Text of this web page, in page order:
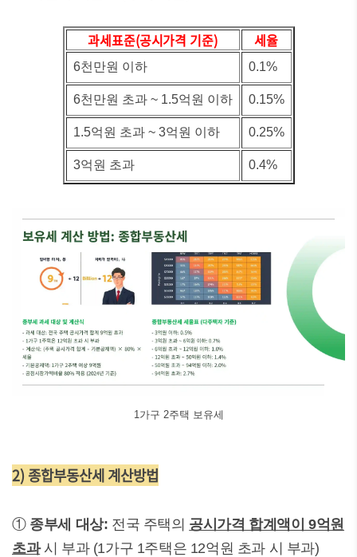
과세표준(공시가격 기준) 세율
6천만원 이하 0.1%
6천만원 초과 ~ 1.5억원 이하 0.15%
1.5억원 초과 ~ 3억원 이하 0.25%
3억원 초과 0.4%
1가구 2주택 보유세
2) 종합부동산세 계산방법
① 종부세 대상: 전국 주택의 공시가격 합계액이 9억원
초과시 부과 (1가구 1주택은 12억원 초과 시 부과)